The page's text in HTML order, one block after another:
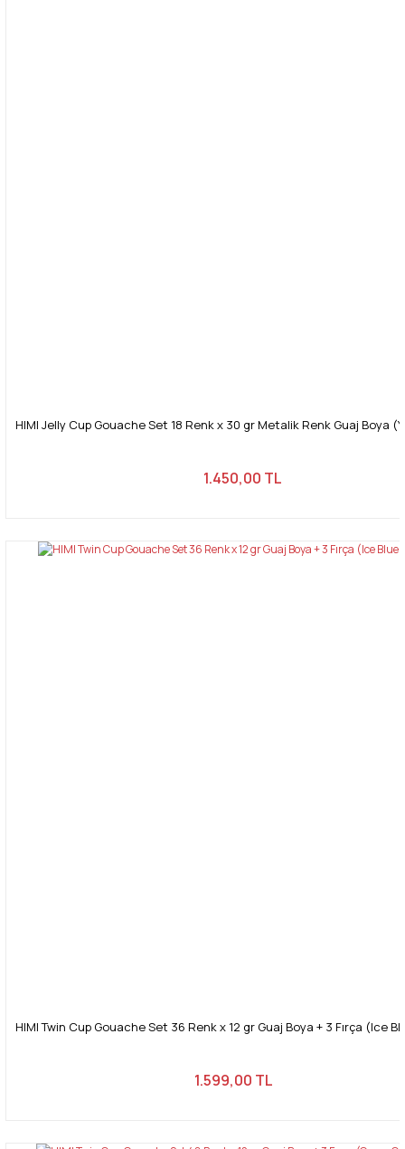
HIMI Jelly Cup Gouache Set 18 Renk x 30 gr Metalik Renk Guaj Boya
1.450,00 TL
HIMI Twin Cup Gouache Set 36 Renk x 12 gr Guaj Boya + 3 Fırça (Ice
1.599,00 TL